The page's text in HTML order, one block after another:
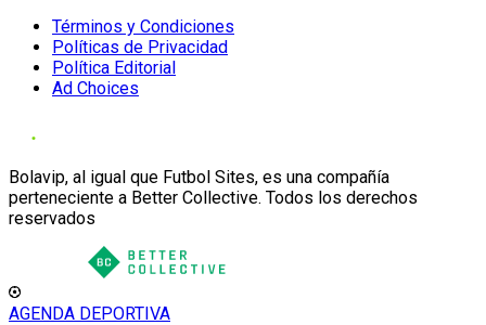
Términos y Condiciones
Políticas de Privacidad
Política Editorial
Ad Choices
Bolavip, al igual que Futbol Sites, es una compañía
perteneciente a Better Collective. Todos los derechos
reservados
AGENDA DEPORTIVA